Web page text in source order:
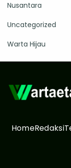
Nusantara
Uncategorized
Warta Hijau
HomeRedaksi